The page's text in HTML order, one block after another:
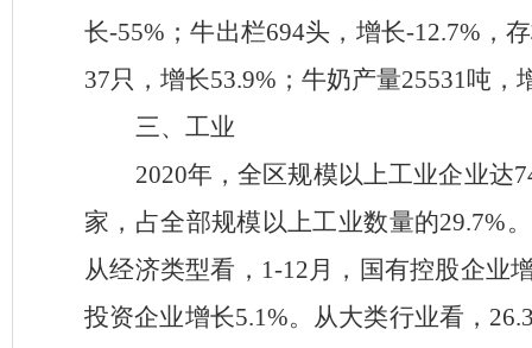
长-55%；牛出栏694头，增长-12.7% ，
37只，增长53.9% ；牛奶产量25531吨，
三、工业
2020年，全区规模以上工业企业达
家，占全部规模以上工业数量的29.7%。
从经济类型看，1-12月，国有控股企业
投资企业增长5.1%。从大类行业看，